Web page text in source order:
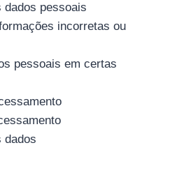
pessoais
incorretas ou
pessoais em certas
dados